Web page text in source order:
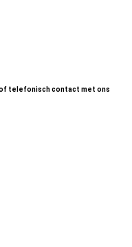
telefonisch contact met ons